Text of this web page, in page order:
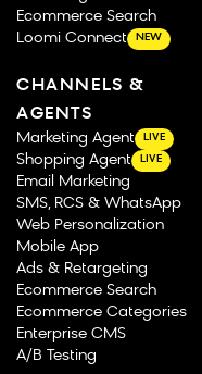
Ecommerce Search
Loomi Connect
NEW
CHANNELS &
AGENTS
Marketing Agent LIVE
Shopping Agent LIVE
Email Marketing
SMS, RCS & WhatsApp
Web Personalization
Mobile App
Ads & Retargeting
Ecommerce Search
Ecommerce Categories
Enterprise CMS
A/B Testing